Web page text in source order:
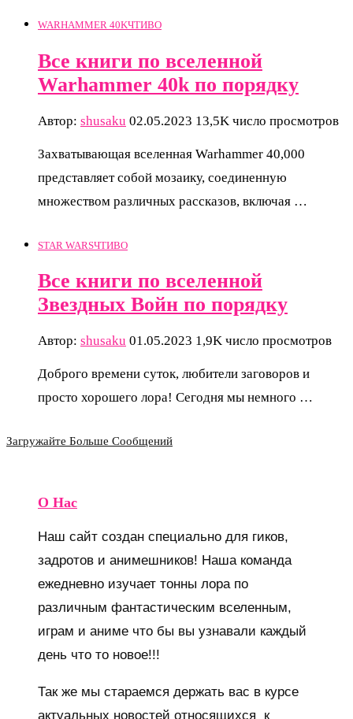
WARHAMMER 40KЧТИВО
Все книги по вселенной
Warhammer 40k по порядку
Автор: shusaku 02.05.2023 13,5K число просмотров
Захватывающая вселенная Warhammer 40,000
представляет собой мозаику, соединенную
множеством различных рассказов, включая …
STAR WARSЧТИВО
Все книги по вселенной
Звездных Войн по порядку
Автор: shusaku 01.05.2023 1,9K число просмотров
Доброго времени суток, любители заговоров и
просто хорошего лора! Сегодня мы немного …
Загружайте Больше Сообщений
О Нас
Наш сайт создан специально для гиков,
задротов и анимешников! Наша команда
ежедневно изучает тонны лора по
различным фантастическим вселенным,
играм и аниме что бы вы узнавали каждый
день что то новое!!!
Так же мы стараемся держать вас в курсе
актуальных новостей относящихся к